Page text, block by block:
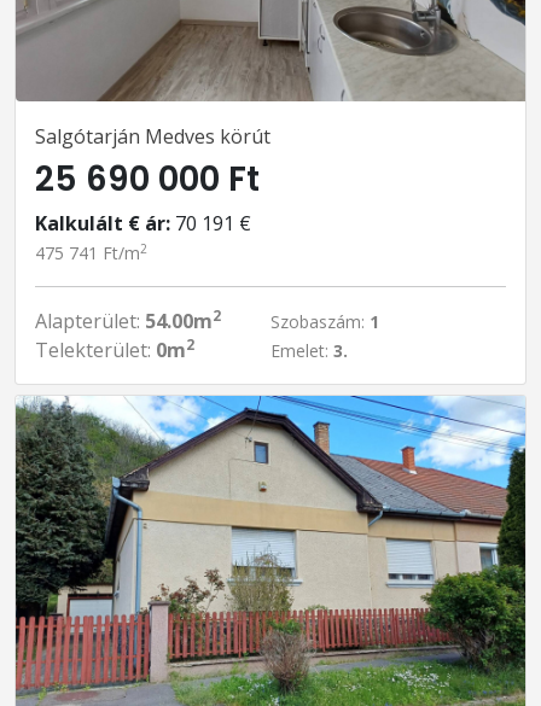
Salgótarján Medves körút
25 690 000 Ft
Kalkulált € ár: 70 191 €
475 741 Ft/m2
Alapterület: 54.00m2
Telekterület: 0m2
Szobaszám: 1
Emelet: 3.